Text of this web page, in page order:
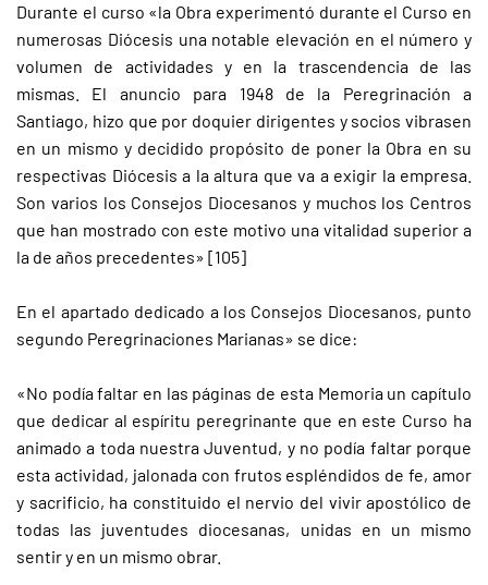
Durante el curso «la Obra experimentó durante el Curso en
numerosas Diócesis una notable elevación en el número y
volumen de actividades y en la trascendencia de las
mismas. El anuncio para 1948 de la Peregrinación a
Santiago, hizo que por doquier dirigentes y socios vibrasen
en un mismo y decidido propósito de poner la Obra en su
respectivas Diócesis a la altura que va a exigir la empresa.
Son varios los Consejos Diocesanos y muchos los Centros
que han mostrado con este motivo una vitalidad superior a
la de años precedentes» [105]
En el apartado dedicado a los Consejos Diocesanos, punto
segundo Peregrinaciones Marianas» se dice:
«No podía faltar en las páginas de esta Memoria un capítulo
que dedicar al espíritu peregrinante que en este Curso ha
animado a toda nuestra Juventud, y no podía faltar porque
esta actividad, jalonada con frutos espléndidos de fe, amor
y sacrificio, ha constituido el nervio del vivir apostólico de
todas las juventudes diocesanas, unidas en un mismo
sentir y en un mismo obrar.